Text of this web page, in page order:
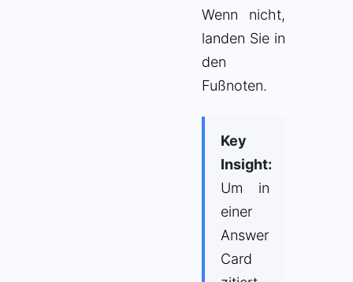
Wenn nicht,
landen Sie in
den
Fußnoten.
Key
Insight:
Um in
einer
Answer
Card